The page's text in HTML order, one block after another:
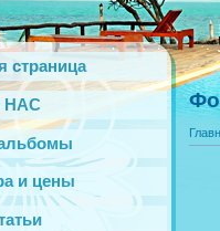
страница
НАС
и цены